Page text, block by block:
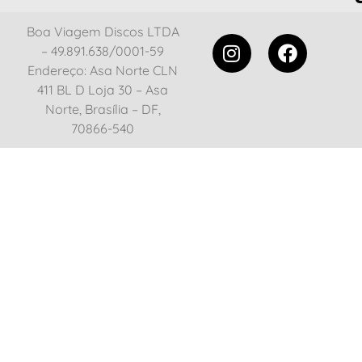
Boa Viagem Discos LTDA
– 49.891.638/0001-59
Endereço: Asa Norte CLN
411 BL D Loja 30 – Asa
Norte, Brasília – DF,
70866-540